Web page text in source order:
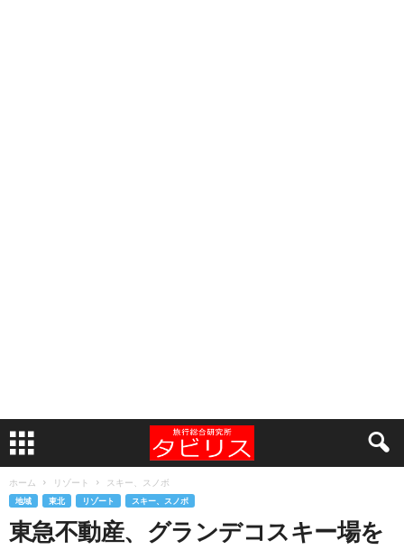
ホーム リゾート スキー、スノボ
地域 東北 リゾート スキー、スノボ
東急不動産、グランデコスキー場を